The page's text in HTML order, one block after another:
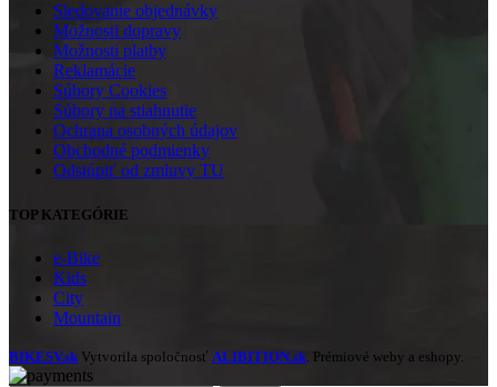
Sledovanie objednávky
Možnosti dopravy
Možnosti platby
Reklamácie
Súbory Cookies
Súbory na stiahnutie
Ochrana osobných údajov
Obchodné podmienky
Odstúpiť od zmluvy TU
TOP KATEGÓRIE
e-Bike
Kids
City
Mountain
BIKESV.sk Vytvorila spoločnosť ALIBITION.sk . Prémiové weby a eshopy.